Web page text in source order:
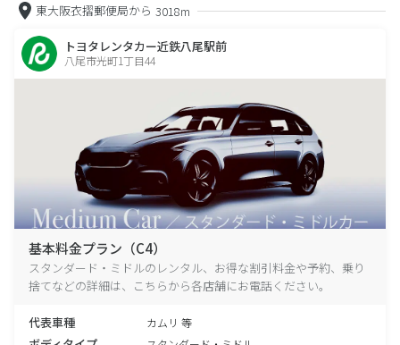
東大阪衣摺郵便局から 3018m
トヨタレンタカー近鉄八尾駅前
八尾市光町1丁目44
基本料金プラン（C4）
スタンダード・ミドルのレンタル、お得な割引料金や予約、乗り
捨てなどの詳細は、こちらから各店舗にお電話ください。
代表車種 カムリ 等